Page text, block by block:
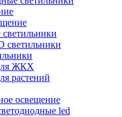
ЖКХ
растений
освещение
led